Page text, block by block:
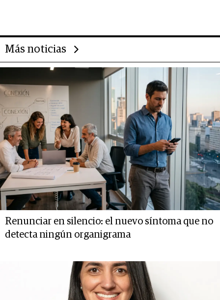
Más noticias
Renunciar en silencio: el nuevo síntoma que no
detecta ningún organigrama